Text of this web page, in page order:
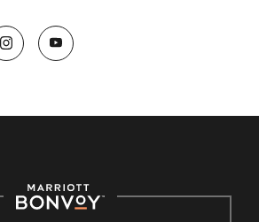
compromete a contratar una fuerza
a mantener una cultura inclusiva.
inglés/español
derechos